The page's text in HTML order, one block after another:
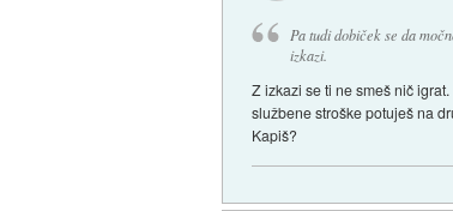
Pa tudi dobiček se da
izkazi.
Z izkazi se ti ne smeš nič
službene stroške potuješ na
Kapiš?